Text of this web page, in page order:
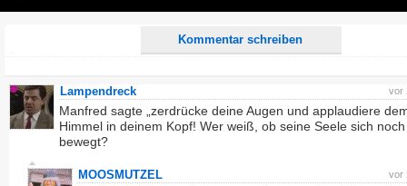
Kommentar schreiben
vor
Lampendreck
Manfred sagte „zerdrücke deine Augen und applaudiere
Himmel in deinem Kopf! Wer weiß, ob seine Seele sich noch
bewegt?
vor
MOOSMUTZEL